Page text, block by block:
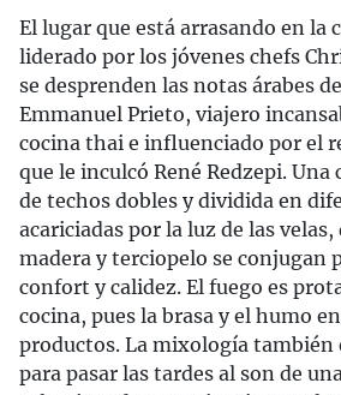
El lugar que está arrasando en la
liderado por los jóvenes chefs
se desprenden las notas árabes
Emmanuel Prieto, viajero
cocina thai e influenciado por el
que le inculcó René Redzepi.
de techos dobles y dividida en
acariciadas por la luz de las
madera y terciopelo se conjugan
confort y calidez. El fuego es
cocina, pues la brasa y el humo
productos. La mixología también
para pasar las tardes al son de